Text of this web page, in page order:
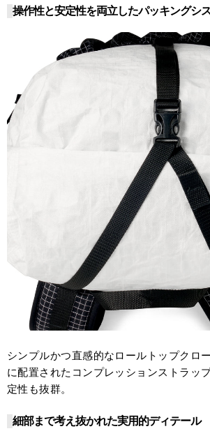
操作性と安定性を両立したパッキングシ
シンプルかつ直感的なロールトップクロ
に配置されたコンプレッションストラッ
定性も抜群。
細部まで考え抜かれた実用的ディテール